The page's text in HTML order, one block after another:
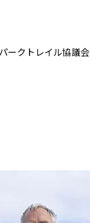
ークトレイル協議会